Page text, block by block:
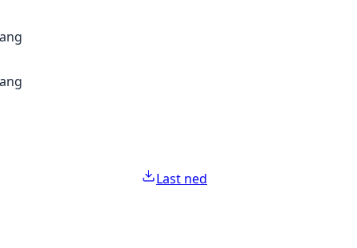
Last ned